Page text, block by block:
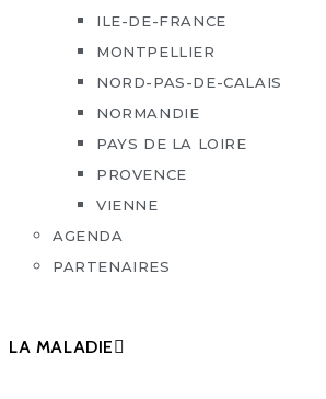
ILE-DE-FRANCE
MONTPELLIER
NORD-PAS-DE-CALAIS
NORMANDIE
PAYS DE LA LOIRE
PROVENCE
VIENNE
AGENDA
PARTENAIRES
LA MALADIE